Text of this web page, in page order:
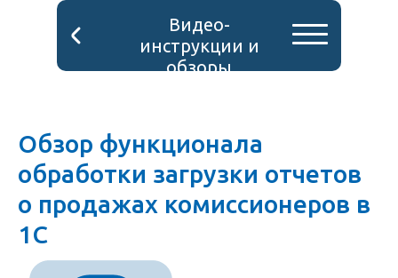
Видео-
инструкции и
обзоры
Обзор функционала
обработки загрузки отчетов
о продажах комиссионеров в
1С